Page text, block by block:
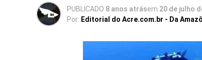
PUBLICADO 8 anos atrásem 20 de julho
Por: Editorial do Acre.com.br - Da